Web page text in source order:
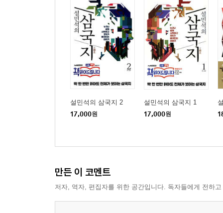
설민석의 삼국지 2
17,000원
설민석의 삼국지 1
17,000원
만든 이 코멘트
저자, 역자, 편집자를 위한 공간입니다. 독자들에게 전하